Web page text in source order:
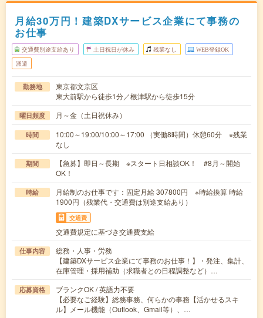
月給30万円！建築DXサービス企業にて事務の
お仕事
交通費別途支給あり 土日祝日が休み 残業なし WEB登録OK
派遣
勤務地
東京都文京区
東大前駅から徒歩1分／根津駅から徒歩15分
曜日頻度 月～金（土日祝休み）
時間
10:00～19:00/10:00～17:00 （実働8時間）休憩60分 ※残業
なし
期間
【急募】即日～長期 ※スタート日相談OK！ #8月～開始
OK！
時給
月給制のお仕事です：固定月給 307800円 ※時給換算 時給
1900円（残業代・交通費は別途支給あり）
交通費
交通費規定に基づき交通費支給
仕事内容
総務・人事・労務
【建築DXサービス企業にて事務のお仕事！】・発注、集計、
在庫管理・採用補助（求職者との日程調整など）…
応募資格
ブランクOK / 英語力不要
【必要なご経験】総務事務、何らかの事務【活かせるスキ
ル】メール機能（Outlook、Gmail等）、…